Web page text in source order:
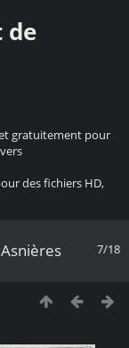
de
gratuitement pour
des fichiers HD,
7/18